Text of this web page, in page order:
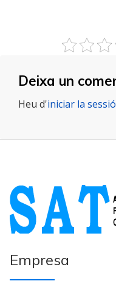
Deixa un
Heu d'iniciar la sessió
Empresa